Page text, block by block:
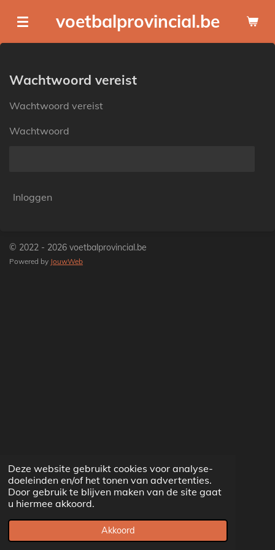
Deze website gebruikt cookies voor analyse-
doeleinden en/of het tonen van advertenties.
Door gebruik te blijven maken van de site gaat
u hiermee akkoord.
Akkoord
direct
naar
hoofdinhoud
voetbalprovincial.be
Wachtwoord vereist
Wachtwoord vereist
Wachtwoord
Inloggen
© 2022 - 2026 voetbalprovincial.be
Powered by JouwWeb